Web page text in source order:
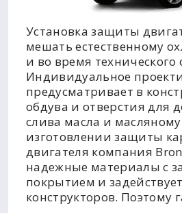
Установка защиты
мешать естественному
и во время
Индивидуальное
предусматривает в
обдува и отверстия для
слива масла и
изготовлении защиты
двигателя компания
надежные материалы с
покрытием и
конструкторов. Поэтому